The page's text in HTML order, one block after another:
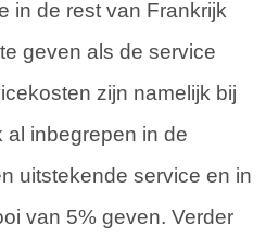
in de rest van Frankrijk
geven als de service
zijn namelijk bij
al inbegrepen in de
uitstekende service en in
van 5% geven. Verder